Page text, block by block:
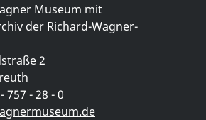
Museum mit
der Richard-Wagner-
2
757 - 28 - 0